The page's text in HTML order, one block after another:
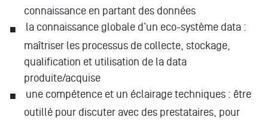
connaissance en partant des données
la connaissance globale d’un eco-système data :
maîtriser les processus de collecte, stockage,
qualification et utilisation de la data
produite/acquise
une compétence et un éclairage techniques : être
outillé pour discuter avec des prestataires, pour